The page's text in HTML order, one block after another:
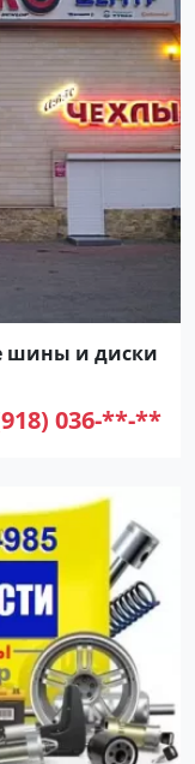
шины и диски
036-**-**